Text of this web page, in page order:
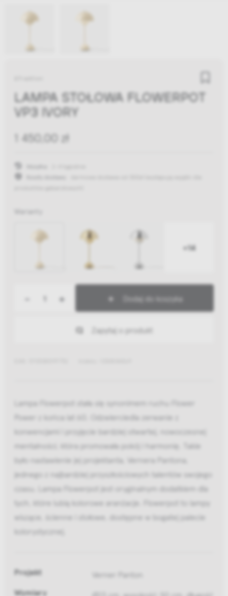
LAMPA STOŁOWA FLOWERPOT
VP3 IVORY
1 450,00 zł
Warianty
+14
+ Dodaj do koszyka
Zapytaj o produkt
Lampa Flowerpot stała się synonimem ruchu Flower
Power z końca lat 60. Odzwierciedla zerwanie z
konwencjami i przyjęcie bardziej otwartej, nowoczesnej
mentalności, która promowała pokój i harmonię. Takie
było nastawienie jej projektanta, Vernera Pantona,
jednego z najbardziej przyszłościowych talentów swojego
czasu. Lampa Flowerpot jest oryginalnym dodatkiem dla
tych, które lubią kolorowe aranżacje. Flowerpot to lampy
wiszące, ścienne i stołowe, dostępne w bogatej palecie
kolorystycznej.
Projekt Verner Panton
Wymiary